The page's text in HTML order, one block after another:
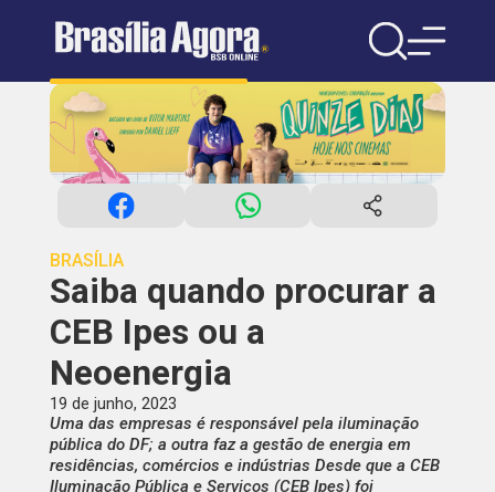
BRASÍLIA
Saiba quando procurar a
CEB Ipes ou a
Neoenergia
19 de junho, 2023
Uma das empresas é responsável pela iluminação
pública do DF; a outra faz a gestão de energia em
residências, comércios e indústrias Desde que a CEB
Iluminação Pública e Serviços (CEB Ipes) foi